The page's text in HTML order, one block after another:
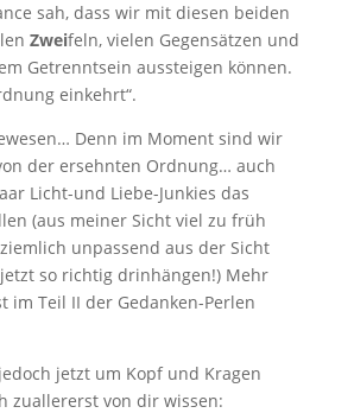
sah, dass wir mit diesen beiden
Zweifeln, vielen Gegensätzen und
Getrenntsein aussteigen können.
einkehrt“.
Denn im Moment sind wir
der ersehnten Ordnung… auch
Licht-und Liebe-Junkies das
(aus meiner Sicht viel zu früh
unpassend aus der Sicht
so richtig drinhängen!) Mehr
im Teil II der Gedanken-Perlen
jetzt um Kopf und Kragen
zuallererst von dir wissen: